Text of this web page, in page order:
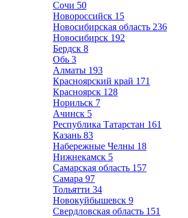
Сочи 50
Новороссийск 15
Новосибирская область 236
Новосибирск 192
Бердск 8
Обь 3
Алматы 193
Красноярский край 171
Красноярск 128
Норильск 7
Ачинск 5
Республика Татарстан 161
Казань 83
Набережные Челны 18
Нижнекамск 5
Самарская область 157
Самара 97
Тольятти 34
Новокуйбышевск 9
Свердловская область 151